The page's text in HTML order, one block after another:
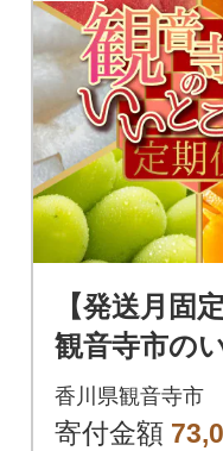
【発送月固
観音寺市の
どり定期便
月・9月・12
香川県観音寺市
寄付金額